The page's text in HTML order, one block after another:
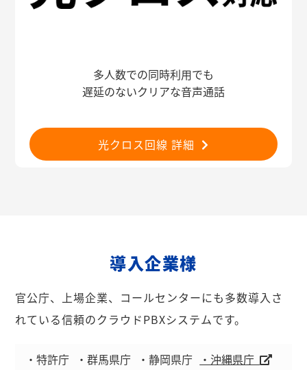
多人数での同時利用でも
遅延のないクリアな音声通話
光クロス回線 詳細
導入企業様
官公庁、上場企業、コールセンターにも多数導入さ
れている信頼のクラウドPBXシステムです。
・特許庁 ・群馬県庁 ・静岡県庁
・沖縄県庁